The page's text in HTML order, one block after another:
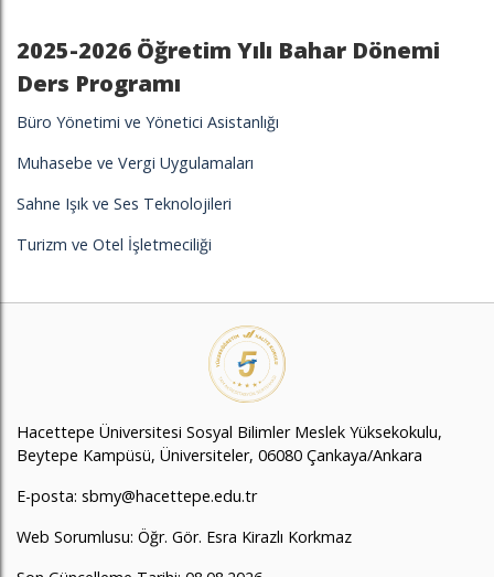
2025-2026 Öğretim Yılı Bahar Dönemi
Ders Programı
Büro Yönetimi ve Yönetici Asistanlığı
Muhasebe ve Vergi Uygulamaları
Sahne Işık ve Ses Teknolojileri
Turizm ve Otel İşletmeciliği
Hacettepe Üniversitesi Sosyal Bilimler Meslek Yüksekokulu,
Beytepe Kampüsü, Üniversiteler, 06080 Çankaya/Ankara
E-posta: sbmy@hacettepe.edu.tr
Web Sorumlusu: Öğr. Gör. Esra Kirazlı Korkmaz